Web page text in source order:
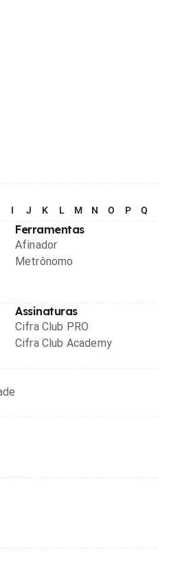
I J K L M N O P Q
Ferramentas
Afinador
Metrônomo
Assinaturas
Cifra Club PRO
Cifra Club Academy